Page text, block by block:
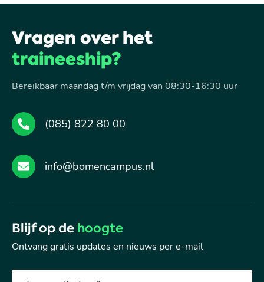
Vragen over het
traineeship?
Bereikbaar maandag t/m vrijdag van 08:30-16:30 uur
(085) 822 80 00
info@bomencampus.nl
Blijf op de hoogte
Ontvang gratis updates en nieuws per e-mail